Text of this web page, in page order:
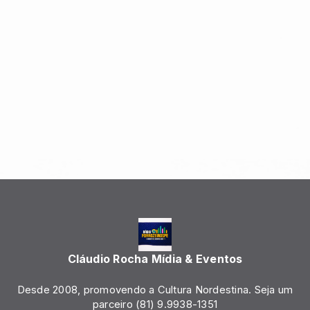
Cláudio Rocha Mídia & Eventos
Desde 2008, promovendo a Cultura Nordestina. Seja um
parceiro (81) 9.9938-1351